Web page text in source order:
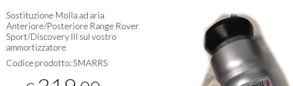
Sostituzione Molla ad aria
Anteriore/Posteriore Range Rover
Sport/Discovery III sul vostro
ammortizzatore
Codice prodotto:SMARRS